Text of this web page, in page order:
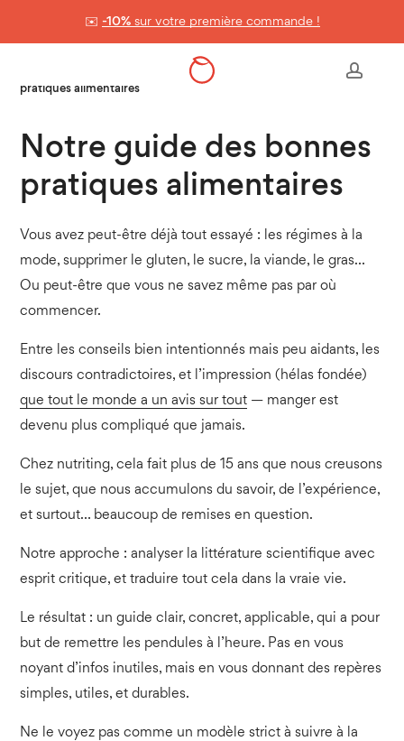
content
✉️ -10%sur votre première commande !
Panier
Nos conseils & astuces
Notre guide des bonnes
pratiques alimentaires
Notre guide des bonnes
pratiques alimentaires
Vous avez peut-être déjà tout essayé : les régimes à la
mode, supprimer le gluten, le sucre, la viande, le gras…
Ou peut-être que vous ne savez même pas par où
commencer.
Entre les conseils bien intentionnés mais peu aidants, les
discours contradictoires, et l’impression (hélas fondée)
que tout le monde a un avis sur tout — manger est
devenu plus compliqué que jamais.
Chez nutriting, cela fait plus de 15 ans que nous creusons
le sujet, que nous accumulons du savoir, de l’expérience,
et surtout… beaucoup de remises en question.
Notre approche : analyser la littérature scientifique avec
esprit critique, et traduire tout cela dans la vraie vie.
Le résultat : un guide clair, concret, applicable, qui a pour
but de remettre les pendules à l’heure. Pas en vous
noyant d’infos inutiles, mais en vous donnant des repères
simples, utiles, et durables.
Ne le voyez pas comme un modèle strict à suivre à la